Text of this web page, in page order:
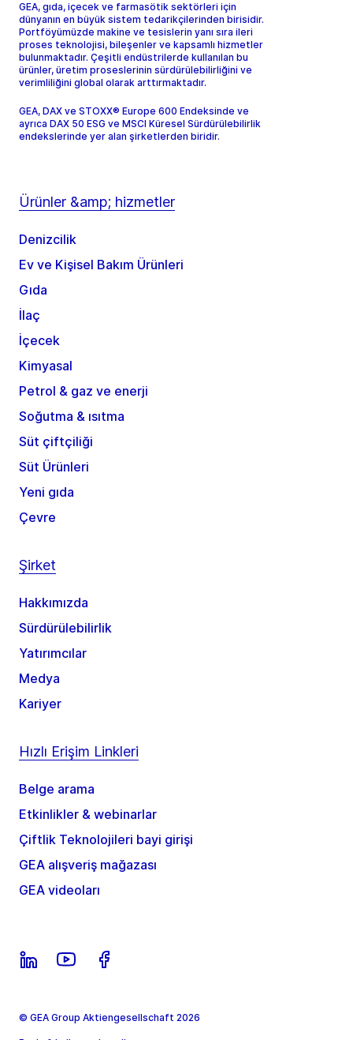
GEA, gıda, içecek ve farmasötik sektörleri için
dünyanın en büyük sistem tedarikçilerinden birisidir.
Portföyümüzde makine ve tesislerin yanı sıra ileri
proses teknolojisi, bileşenler ve kapsamlı hizmetler
bulunmaktadır. Çeşitli endüstrilerde kullanılan bu
ürünler, üretim proseslerinin sürdürülebilirliğini ve
verimliliğini global olarak arttırmaktadır.
GEA, DAX ve STOXX® Europe 600 Endeksinde ve
ayrıca DAX 50 ESG ve MSCI Küresel Sürdürülebilirlik
endekslerinde yer alan şirketlerden biridir.
Ürünler &amp; hizmetler
Denizcilik
Ev ve Kişisel Bakım Ürünleri
Gıda
İlaç
İçecek
Kimyasal
Petrol & gaz ve enerji
Soğutma & ısıtma
Süt çiftçiliği
Süt Ürünleri
Yeni gıda
Çevre
Şirket
Hakkımızda
Sürdürülebilirlik
Yatırımcılar
Medya
Kariyer
Hızlı Erişim Linkleri
Belge arama
Etkinlikler & webinarlar
Çiftlik Teknolojileri bayi girişi
GEA alışveriş mağazası
GEA videoları
© GEA Group Aktiengesellschaft 2026